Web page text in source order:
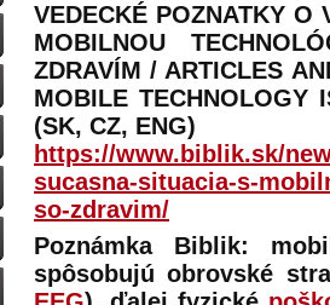
VEDECKÉ POZNATKY O
MOBILNOU
ZDRAVÍM / ARTICLES
MOBILE TECHNOLOGY
(SK, CZ, ENG)
https://www.biblik.sk/
sucasna-situacia-s-
so-zdravim/
Poznámka Biblik:
spôsobujú obrovské